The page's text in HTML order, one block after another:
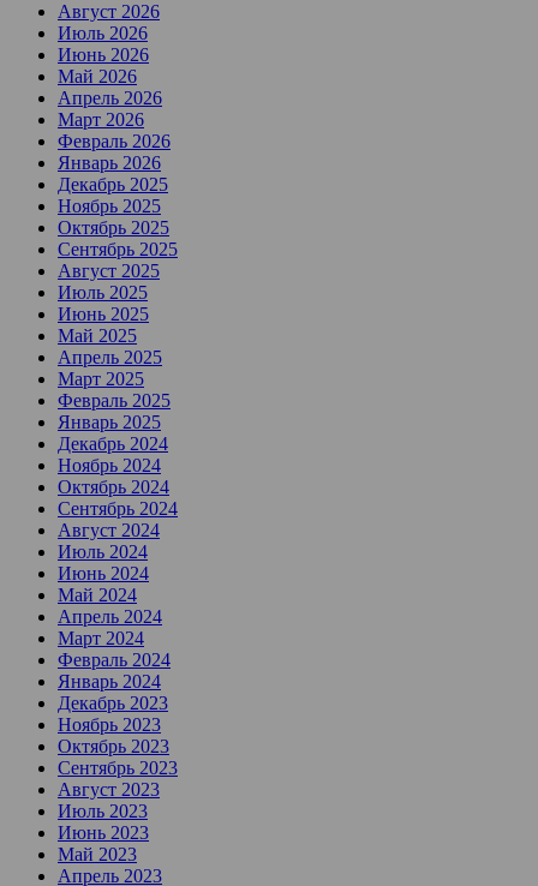
Август 2026
Июль 2026
Июнь 2026
Май 2026
Апрель 2026
Март 2026
Февраль 2026
Январь 2026
Декабрь 2025
Ноябрь 2025
Октябрь 2025
Сентябрь 2025
Август 2025
Июль 2025
Июнь 2025
Май 2025
Апрель 2025
Март 2025
Февраль 2025
Январь 2025
Декабрь 2024
Ноябрь 2024
Октябрь 2024
Сентябрь 2024
Август 2024
Июль 2024
Июнь 2024
Май 2024
Апрель 2024
Март 2024
Февраль 2024
Январь 2024
Декабрь 2023
Ноябрь 2023
Октябрь 2023
Сентябрь 2023
Август 2023
Июль 2023
Июнь 2023
Май 2023
Апрель 2023